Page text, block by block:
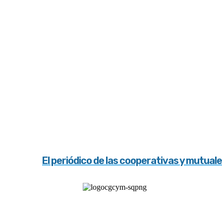
El periódico de las cooperativas y